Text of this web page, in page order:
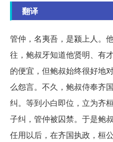
翻译
管仲，名夷吾，是颍上人。
往，鲍叔牙知道他贤明、有
的便宜，但鲍叔始终很好地
么怨言。不久，鲍叔侍奉齐
纠。等到小白即位，立为齐
子纠，管仲被囚禁。于是鲍
任用以后，在齐国执政，桓